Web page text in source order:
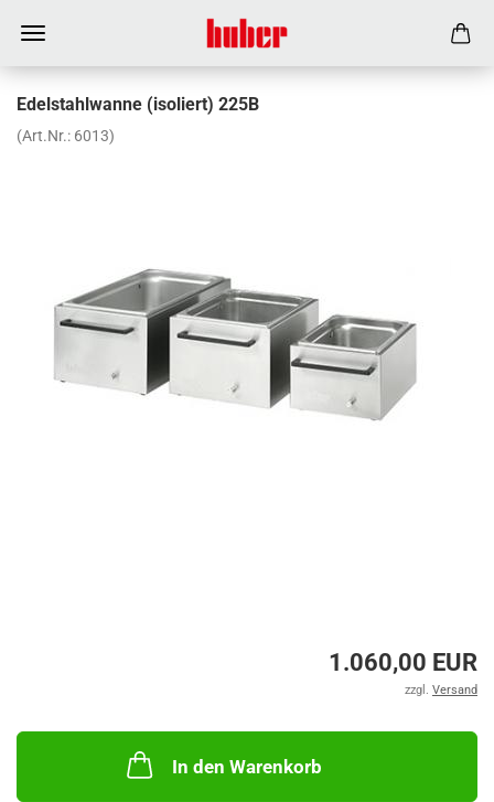
Edelstahlwanne (isoliert) 225B
(Art.Nr.: 6013)
1.060,00 EUR
zzgl. Versand
In den Warenkorb